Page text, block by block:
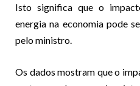
Isto significa que o
energia na economia pode
pelo ministro.
Os dados mostram que o